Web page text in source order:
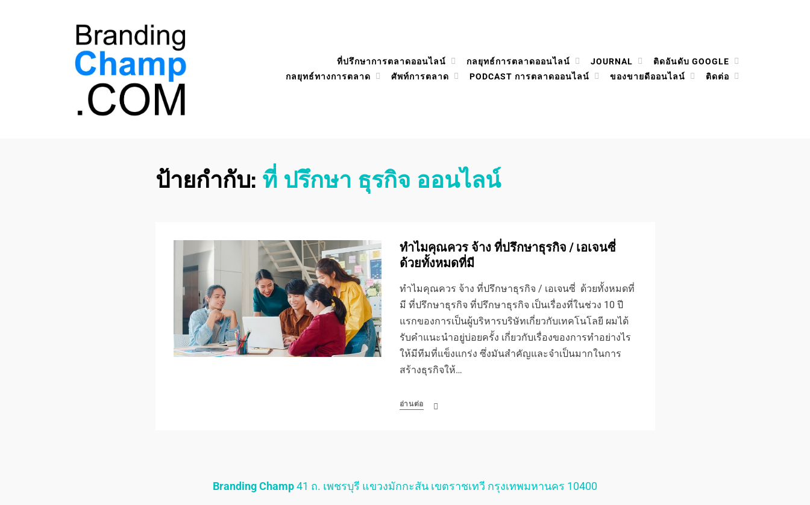
ที่ปรึกษาการตลาดออนไลน์ กลยุทธ์การตลาดออนไลน์ JOURNAL
ติดอันดับ GOOGLE
กลยุทธ์ทางการตลาด
ศัพท์การตลาด PODCAST การตลาดออนไลน์ ของขายดีออนไลน์ ติดต่อ
ป้ายกำกับ: ที่ ปรึกษา ธุรกิจ ออนไลน์
ทำไมคุณควร จ้าง ที่ปรึกษาธุรกิจ / เอเจนซี่
ด้วยทั้งหมดที่มี
ทำไมคุณควร จ้าง ที่ปรึกษาธุรกิจ / เอเจนซี่ ด้วยทั้งหมดที่
มี ที่ปรึกษาธุรกิจ ที่ปรึกษาธุรกิจ เป็นเรื่องที่ในช่วง 10 ปี
แรกของการเป็นผู้บริหารบริษัทเกี่ยวกับเทคโนโลยี ผมได้
รับคำแนะนำอยู่บ่อยครั้ง เกี่ยวกับเรื่องของการทำอย่างไร
ให้มีทีมที่แข็งแกร่ง ซึ่งมันสำคัญและจำเป็นมากในการ
สร้างธุรกิจให้…
อ่านต่อ
Branding Champ41 ถ. เพชรบุรี แขวงมักกะสัน เขตราชเทวี กรุงเทพมหานคร 10400